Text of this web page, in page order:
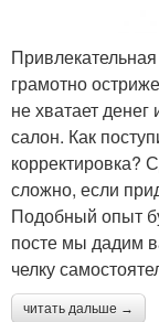
грамотно
не хватает
салон. Как
корректировка?
сложно, если
Подобный опыт
посте мы дадим
челку
читать дальше →